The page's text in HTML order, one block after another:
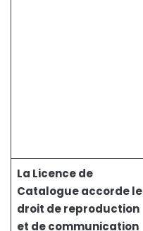
La Licence de
Catalogue accorde le
droit de reproduction
et de communication